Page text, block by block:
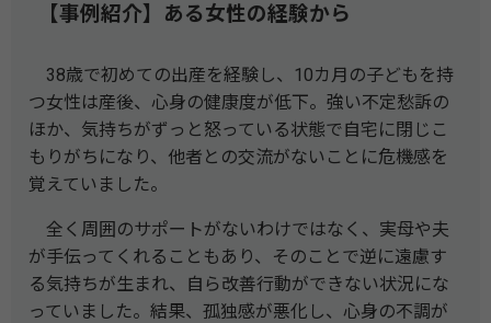
【事例紹介】ある女性の経験から
38歳で初めての出産を経験し、10カ月の子どもを持
つ女性は産後、心身の健康度が低下。強い不定愁訴の
ほか、気持ちがずっと怒っている状態で自宅に閉じこ
もりがちになり、他者との交流がないことに危機感を
覚えていました。
全く周囲のサポートがないわけではなく、実母や夫
が手伝ってくれることもあり、そのことで逆に遠慮す
る気持ちが生まれ、自ら改善行動ができない状況にな
っていました。結果、孤独感が悪化し、心身の不調が